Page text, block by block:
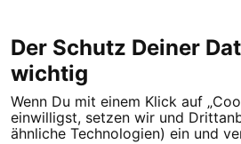
← Vorherige 1 2 … 38
43
44 45
Tipps für deine Petition
Der Schutz Deiner
wichtig
Wenn Du mit einem Klick auf
einwilligst, setzen wir und
ähnliche Technologien) ein und